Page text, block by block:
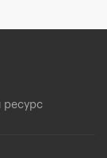
ресурс